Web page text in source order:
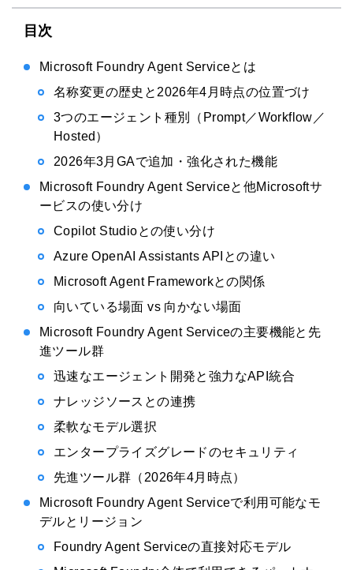
目次
Microsoft Foundry Agent Serviceとは
名称変更の歴史と2026年4月時点の位置づけ
3つのエージェント種別（Prompt／Workflow／
Hosted）
2026年3月GAで追加・強化された機能
Microsoft Foundry Agent Serviceと他Microsoftサ
ービスの使い分け
Copilot Studioとの使い分け
Azure OpenAI Assistants APIとの違い
Microsoft Agent Frameworkとの関係
向いている場面 vs 向かない場面
Microsoft Foundry Agent Serviceの主要機能と先
進ツール群
迅速なエージェント開発と強力なAPI統合
ナレッジソースとの連携
柔軟なモデル選択
エンタープライズグレードのセキュリティ
先進ツール群（2026年4月時点）
Microsoft Foundry Agent Serviceで利用可能なモ
デルとリージョン
Foundry Agent Serviceの直接対応モデル